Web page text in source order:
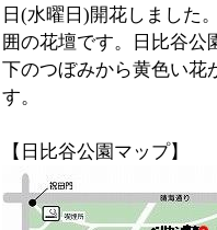
日(水曜日)開花しました
囲の花壇です。日比谷公
下のつぼみから黄色い花
す。
【日比谷公園マップ】